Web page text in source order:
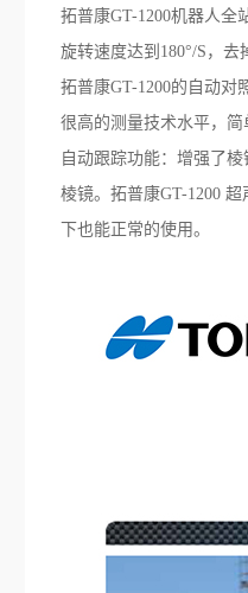
拓普康GT-1200机器人全
旋转速度达到180°/S，
拓普康GT-1200的自动
很高的测量技术水平，简
自动跟踪功能：增强了
棱镜。拓普康GT-1200
下也能正常的使用。